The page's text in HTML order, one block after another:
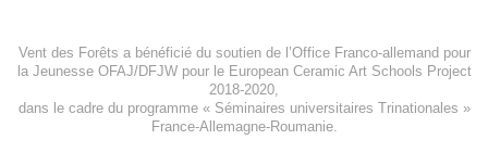
Vent des Forêts a bénéficié du soutien de l’Office Franco-allemand pour
la Jeunesse OFAJ/DFJWpour leEuropean Ceramic Art Schools Project
2018-2020
dans le cadre du programme « Séminaires universitaires Trinationales »
France-Allemagne-Roumanie.